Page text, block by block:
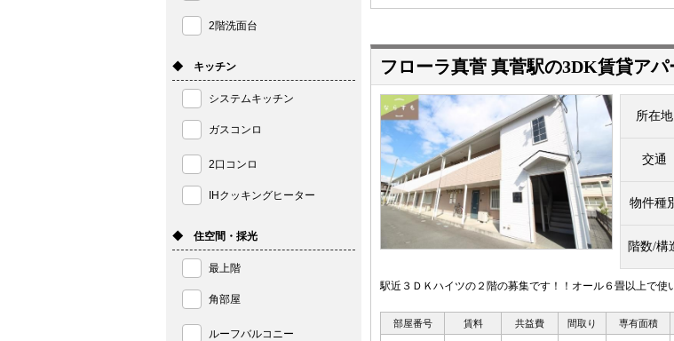
フローラ真菅 真菅駅の3DK賃貸アパ
所在地
交通
物件種
階数/構
駅近３ＤＫハイツの２階の募集です！！オール６畳以上で使
部屋番号 賃料 共益費 間取り 専有面積
2階洗面台
◆ キッチン
システムキッチン
ガスコンロ
2口コンロ
IHクッキングヒーター
◆ 住空間・採光
最上階
角部屋
ルーフバルコニー